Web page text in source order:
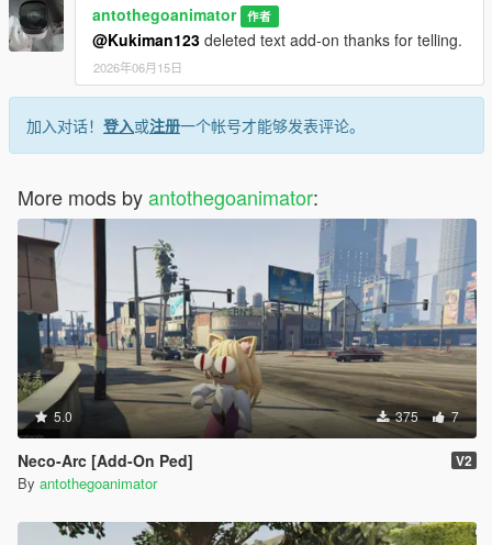
antothegoanimator 作者
@Kukiman123 deleted text add-on thanks for telling.
2026年06月15日
加入对话！ 登入或注册一个帐号才能够发表评论。
More mods byantothegoanimator:
5.0 375 7
Neco-Arc [Add-On Ped] V2
By antothegoanimator